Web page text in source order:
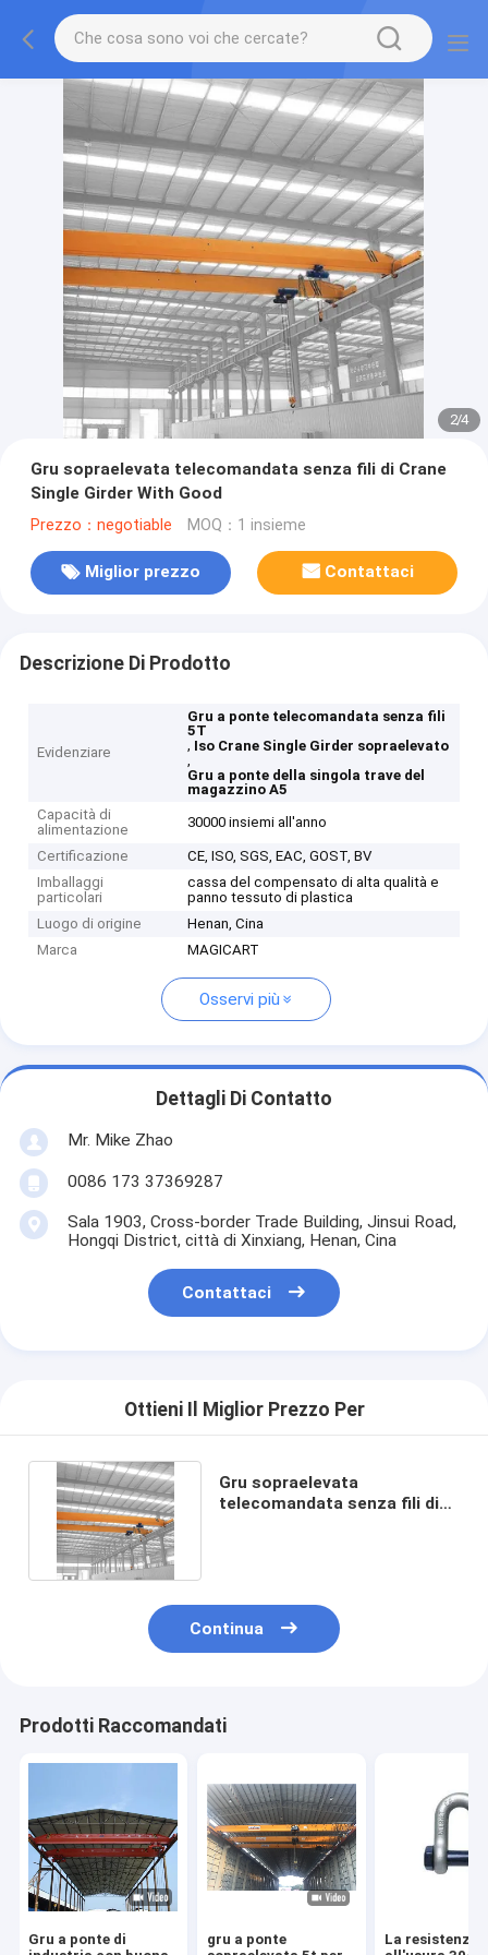
2/4
Gru sopraelevata telecomandata senza fili di Crane
Single Girder With Good
Prezzo：negotiable MOQ：1 insieme
Miglior prezzo Contattaci
Descrizione Di Prodotto
Evidenziare
Gru a ponte telecomandata senza fili
5T
, Iso Crane Single Girder sopraelevato
,
Gru a ponte della singola trave del
magazzino A5
Capacità di
alimentazione
30000 insiemi all'anno
Certificazione
CE, ISO, SGS, EAC, GOST, BV
Imballaggi
particolari
cassa del compensato di alta qualità e
panno tessuto di plastica
Luogo di origine
Henan, Cina
Marca
MAGICART
Osservi più
Dettagli Di Contatto
Mr. Mike Zhao
0086 173 37369287
Sala 1903, Cross-border Trade Building, Jinsui Road,
Hongqi District, città di Xinxiang, Henan, Cina
Contattaci
Ottieni Il Miglior Prezzo Per
Gru sopraelevata
telecomandata senza fili di
Continua
Prodotti Raccomandati
Gru a ponte di
gru a ponte
La resistenza